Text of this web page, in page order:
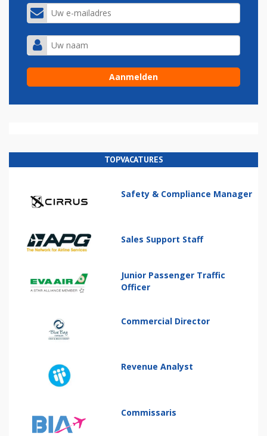
TOPVACATURES
Safety & Compliance Manager
Sales Support Staff
Junior Passenger Traffic
Officer
Commercial Director
Revenue Analyst
Commissaris